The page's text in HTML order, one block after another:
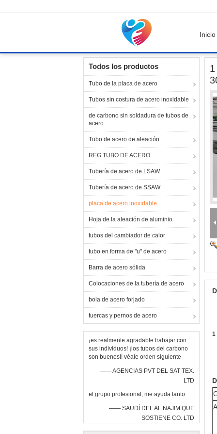
Inicio
Todos los productos
Tubo de la placa de acero
Tubos sin costura de acero inoxidable
de carbono sin soldadura de tubos de
acero
Tubo de acero de aleación
REG TUBO DE ACERO
Tubería de acero de LSAW
Tubería de acero de SSAW
placa de acero inoxidable
Hoja de la aleación de aluminio
tubos del cambiador de calor
tubo en forma de "u" de acero
Barra de acero sólida
Colocaciones de la tubería de acero
bola de acero forjado
tuercas y pernos de acero
¡es realmente agradable trabajar con
sus individuos! ¡los tubos del carbono
son buenos!! véale orden siguiente
—— AGENCIAS PVT DEL SAT TEX.
LTD
el grupo profesional, me ayuda tanto
—— SAUDÍ DEL AL NAJIM QUE
SOSTIENE CO. LTD
1